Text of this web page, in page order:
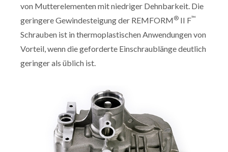
von Mutterelementen mit niedriger Dehnbarkeit. Die
geringere Gewindesteigung der REMFORM® II F™
Schrauben ist in thermoplastischen Anwendungen von
Vorteil, wenn die geforderte Einschraublänge deutlich
geringer als üblich ist.